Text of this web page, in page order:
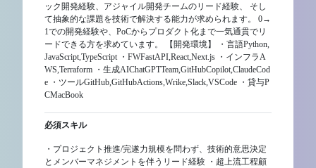
ック開発経験、アジャイル開発チームのリード経験、 そし
て抽象的な課題を技術で解決する能力が求められます。 0→
1での開発経験や、PoCからプロダクト化まで一気通貫でリ
ードできる方を求めています。 【開発環境】 ・言語Python,
JavaScript,TypeScript ・FWFastAPI,React,Next.js ・インフラA
WS,Terraform ・生成AIChatGPTTeam,GitHubCopilot,ClaudeCod
e ・ツールGitHub,GitHubActions,Wrike,Slack,VSCode ・貸与P
CMacBook
必須スキル
・プロジェクト推進/完遂力規模を問わず、技術的意思決定
とメンバーマネジメントを伴うリード経験 ・超上流工程顧